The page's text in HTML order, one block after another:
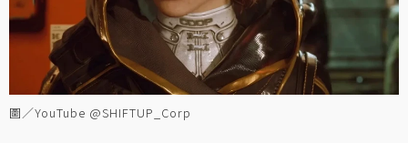
圖／YouTube @SHIFTUP_Corp